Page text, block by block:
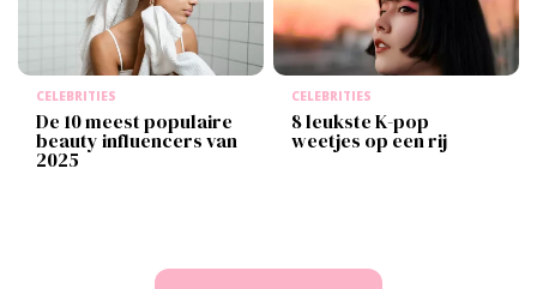
CELEBRITIES
De 10 meest populaire
beauty influencers van
2025
CELEBRITIES
8 leukste K-pop
weetjes op een rij